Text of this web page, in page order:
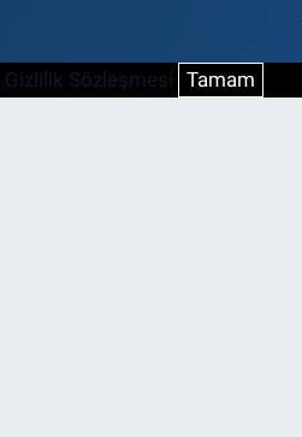
Gizlilik Sözleşmesi Tamam